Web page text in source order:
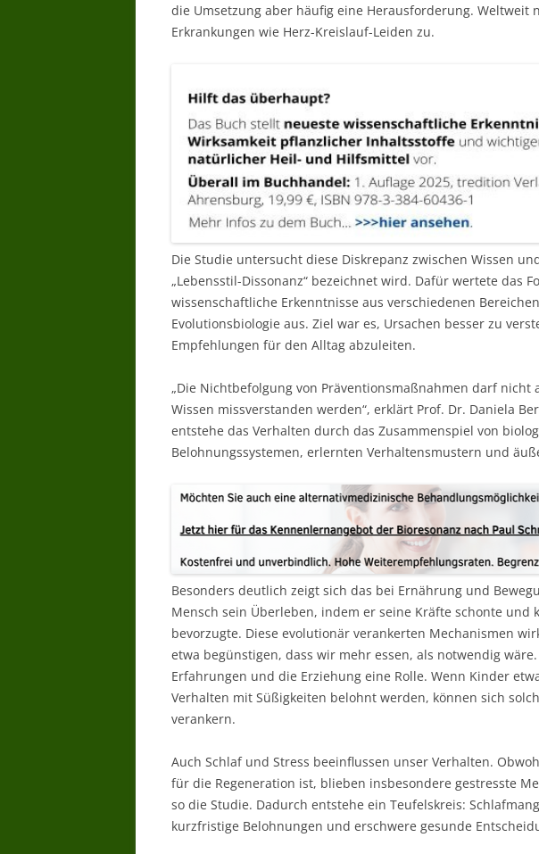
die Umsetzung aber häufig eine Herausforderung. Weltweit
Erkrankungen wie Herz-Kreislauf-Leiden zu.
Die Studie untersucht diese Diskrepanz zwischen Wissen
„Lebensstil-Dissonanz“ bezeichnet wird. Dafür wertete das
wissenschaftliche Erkenntnisse aus verschiedenen
Evolutionsbiologie aus. Ziel war es, Ursachen besser zu
Empfehlungen für den Alltag abzuleiten.
„Die Nichtbefolgung von Präventionsmaßnahmen darf nicht
Wissen missverstanden werden“, erklärt Prof. Dr. Daniela
entstehe das Verhalten durch das Zusammenspiel von
Belohnungssystemen, erlernten Verhaltensmustern und
Besonders deutlich zeigt sich das bei Ernährung und
Mensch sein Überleben, indem er seine Kräfte schonte und
bevorzugte. Diese evolutionär verankerten Mechanismen
etwa begünstigen, dass wir mehr essen, als notwendig
Erfahrungen und die Erziehung eine Rolle. Wenn Kinder
Verhalten mit Süßigkeiten belohnt werden, können sich
verankern.
Auch Schlaf und Stress beeinflussen unser Verhalten.
für die Regeneration ist, blieben insbesondere gestresste
so die Studie. Dadurch entstehe ein Teufelskreis:
kurzfristige Belohnungen und erschwere gesunde